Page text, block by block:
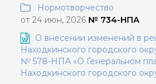
Нормотворчество
от 24 июн, 2026 № 734-НПА
О внесении изменений в
Находкинского городского
№ 578-НПА «О Генеральном
Находкинского городского